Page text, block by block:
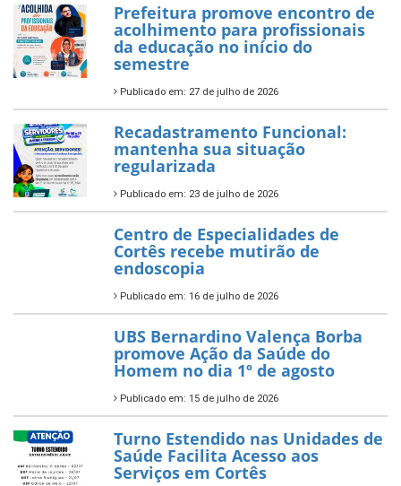
Prefeitura promove encontro de
acolhimento para profissionais
da educação no início do
semestre
Publicado em: 27 de julho de 2026
Recadastramento Funcional:
mantenha sua situação
regularizada
Publicado em: 23 de julho de 2026
Centro de Especialidades de
Cortês recebe mutirão de
endoscopia
Publicado em: 16 de julho de 2026
UBS Bernardino Valença Borba
promove Ação da Saúde do
Homem no dia 1º de agosto
Publicado em: 15 de julho de 2026
Turno Estendido nas Unidades de
Saúde Facilita Acesso aos
Serviços em Cortês